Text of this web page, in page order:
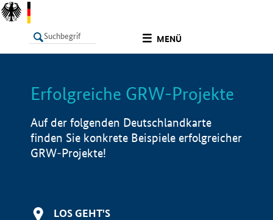
MENÜ
LISTE Info
Erfolgreiche GRW-Projekte
Auf der folgenden Deutschlandkarte
finden Sie konkrete Beispiele erfolgreicher
GRW-Projekte!
LOS GEHT'S